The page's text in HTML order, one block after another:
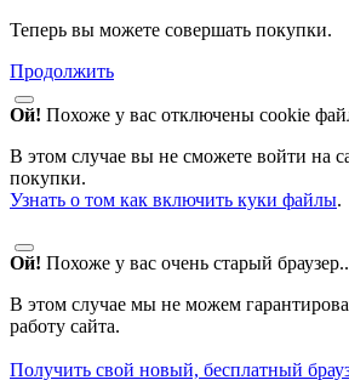
Теперь вы можете совершать покупки.
Продолжить
Ой! Похоже у вас отключены cookie
В этом случае вы не сможете войти на
покупки.
Узнать о том как включить куки файлы.
Ой! Похоже у вас очень старый
В этом случае мы не можем
работу сайта.
Получить свой новый, бесплатный